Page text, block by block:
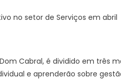
no setor de Serviços em abril
Cabral, é dividido em três
e aprenderão sobre